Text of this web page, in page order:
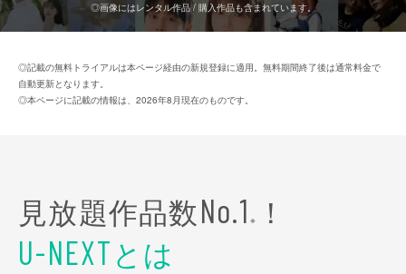
◎画像にはレンタル作品 / 購入作品も含まれています。
◎記載の無料トライアルは本ページ経由の新規登録に適用。無料期間終了後は通常料金で
自動更新となります。
◎本ページに記載の情報は、2026年8月現在のものです。
見放題作品数No.1 ※ ！
U-NEXTとは